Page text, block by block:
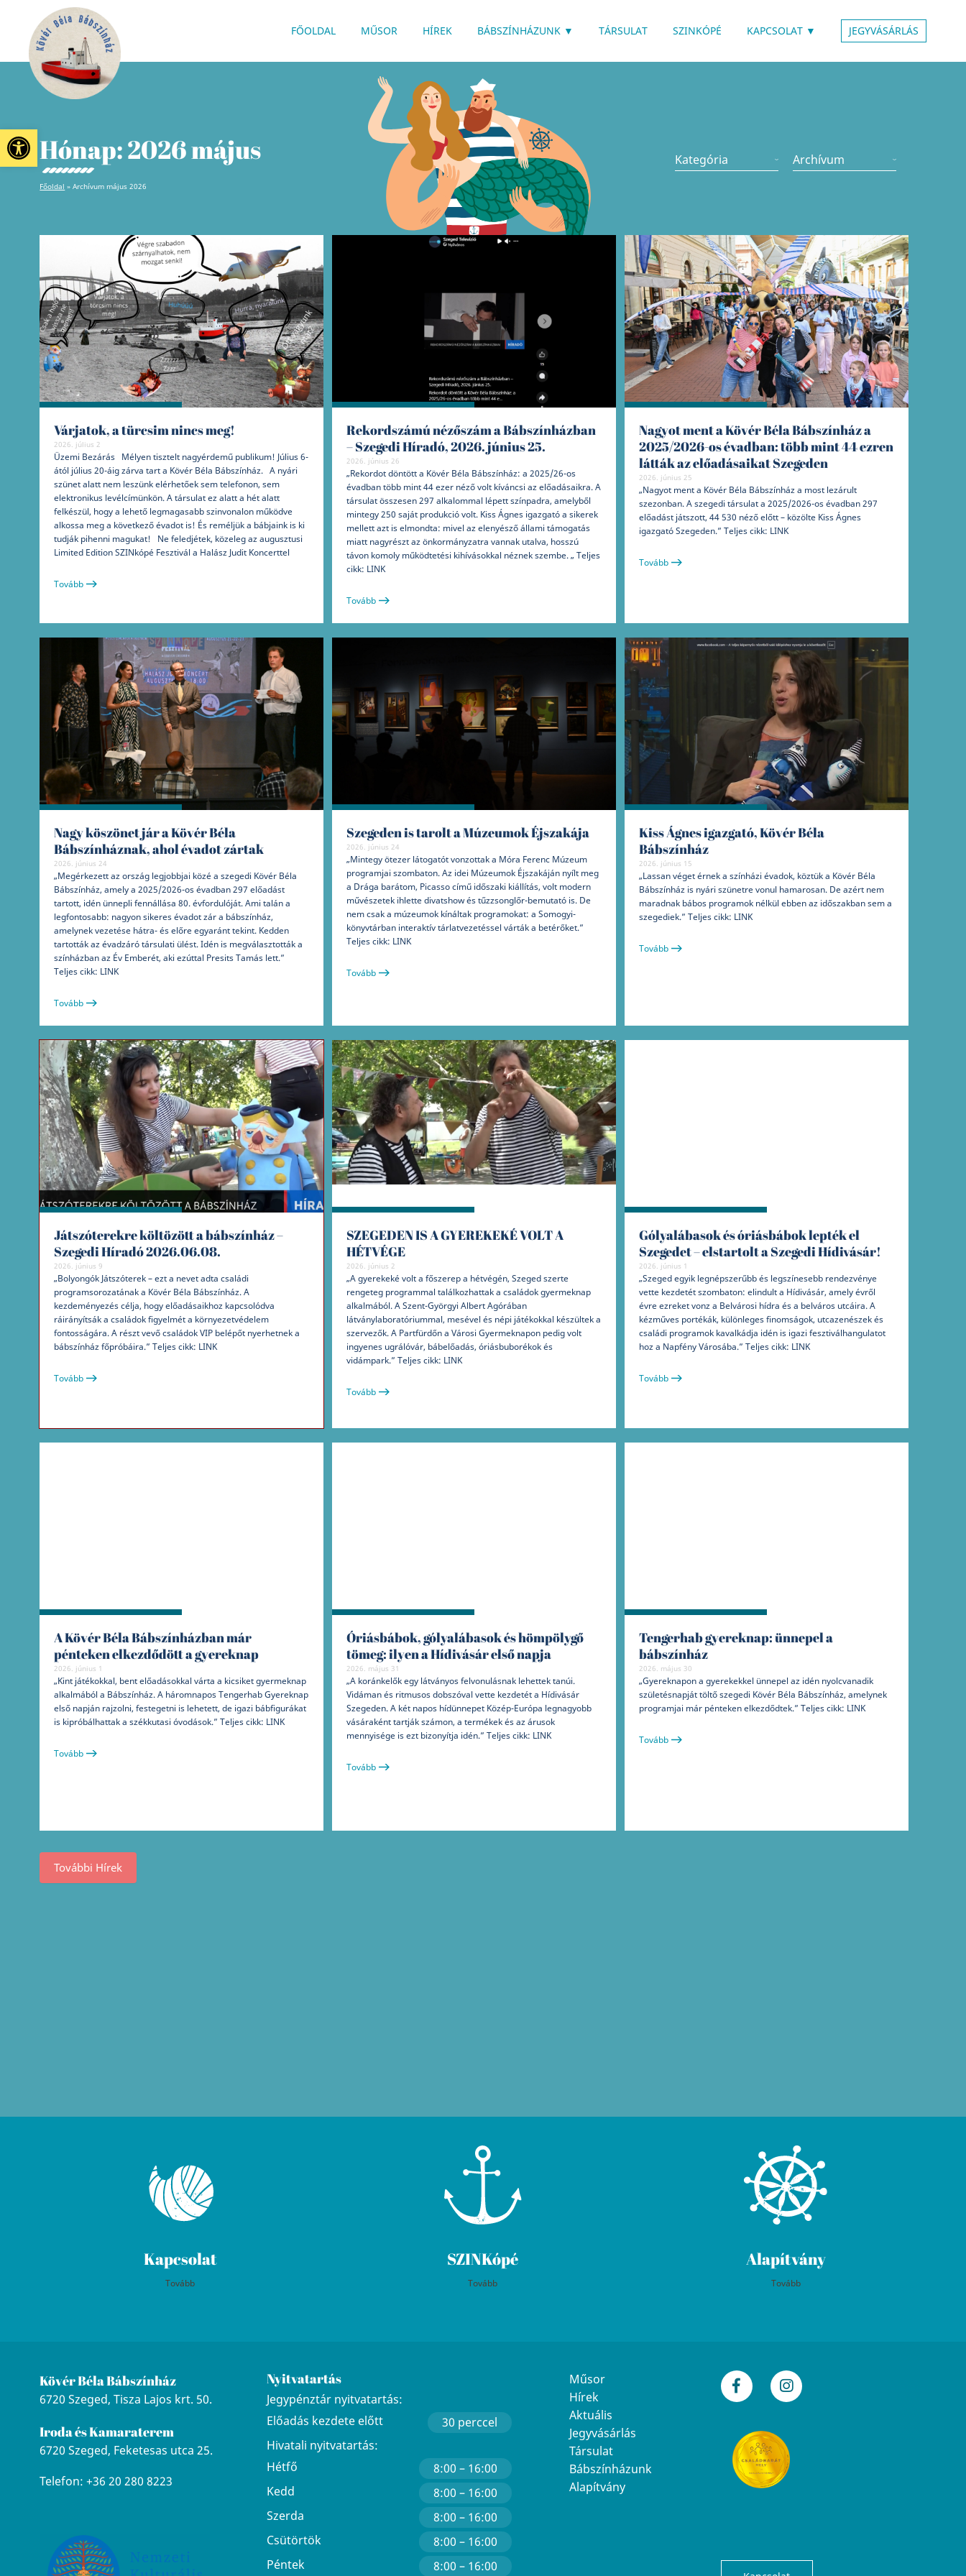
Eszköztár megnyitása
FŐOLDAL MŰSOR HÍREK BÁBSZÍNHÁZUNK ▼ RENDELKEZIK ALMENÜVEL
TÁRSULAT SZINKÓPÉ KAPCSOLAT ▼ RENDELKEZIK ALMENÜVEL
JEGYVÁSÁRLÁS
Hónap:2026 május
Főoldal »Archívum május 2026
Kategória Archívum
Várjatok, a türcsim nincs meg!
2026. július 2
Üzemi Bezárás Mélyen tisztelt nagyérdemű publikum! Július 6-
ától július 20-áig zárva tart a Kövér Béla Bábszínház. A nyári
szünet alatt nem leszünk elérhetőek sem telefonon, sem
elektronikus levélcímünkön. A társulat ez alatt a hét alatt
felkészül, hogy a lehető legmagasabb szinvonalon működve
alkossa meg a következő évadot is! És reméljük a bábjaink is ki
tudják pihenni magukat! Ne feledjétek, közeleg az augusztusi
Limited Edition SZINkópé Fesztivál a Halász Judit Koncerttel
Tovább
Rekordszámú nézőszám a Bábszínházban
– Szegedi Híradó, 2026. június 25.
2026. június 26
„Rekordot döntött a Kövér Béla Bábszínház: a 2025/26-os
évadban több mint 44 ezer néző volt kíváncsi az előadásaikra. A
társulat összesen 297 alkalommal lépett színpadra, amelyből
mintegy 250 saját produkció volt. Kiss Ágnes igazgató a sikerek
mellett azt is elmondta: mivel az elenyésző állami támogatás
miatt nagyrészt az önkormányzatra vannak utalva, hosszú
távon komoly működtetési kihívásokkal néznek szembe. „ Teljes
cikk: LINK
Tovább
Nagyot ment a Kövér Béla Bábszínház a
2025/2026-os évadban: több mint 44 ezren
látták az előadásaikat Szegeden
2026. június 25
„Nagyot ment a Kövér Béla Bábszínház a most lezárult
szezonban. A szegedi társulat a 2025/2026-os évadban 297
előadást játszott, 44 530 néző előtt – közölte Kiss Ágnes
igazgató Szegeden.” Teljes cikk: LINK
Tovább
Nagy köszönet jár a Kövér Béla
Bábszínháznak, ahol évadot zártak
2026. június 24
„Megérkezett az ország legjobbjai közé a szegedi Kövér Béla
Bábszínház, amely a 2025/2026-os évadban 297 előadást
tartott, idén ünnepli fennállása 80. évfordulóját. Ami talán a
legfontosabb: nagyon sikeres évadot zár a bábszínház,
amelynek vezetése hátra- és előre egyaránt tekint. Kedden
tartották az évadzáró társulati ülést. Idén is megválasztották a
színházban az Év Emberét, aki ezúttal Presits Tamás lett.”
Teljes cikk: LINK
Tovább
Szegeden is tarolt a Múzeumok Éjszakája
2026. június 24
„Mintegy ötezer látogatót vonzottak a Móra Ferenc Múzeum
programjai szombaton. Az idei Múzeumok Éjszakáján nyílt meg
a Drága barátom, Picasso című időszaki kiállítás, volt modern
művészetek ihlette divatshow és tűzzsonglőr-bemutató is. De
nem csak a múzeumok kínáltak programokat: a Somogyi-
könyvtárban interaktív tárlatvezetéssel várták a betérőket.”
Teljes cikk: LINK
Tovább
Kiss Ágnes igazgató, Kövér Béla
Bábszínház
2026. június 15
„Lassan véget érnek a színházi évadok, köztük a Kövér Béla
Bábszínház is nyári szünetre vonul hamarosan. De azért nem
maradnak bábos programok nélkül ebben az időszakban sem a
szegediek.” Teljes cikk: LINK
Tovább
Játszóterekre költözött a bábszínház –
Szegedi Híradó 2026.06.08.
2026. június 9
„Bolyongók Játszóterek – ezt a nevet adta családi
programsorozatának a Kövér Béla Bábszínház. A
kezdeményezés célja, hogy előadásaikhoz kapcsolódva
ráirányítsák a családok figyelmét a környezetvédelem
fontosságára. A részt vevő családok VIP belépőt nyerhetnek a
bábszínház főpróbáira.” Teljes cikk: LINK
Tovább
SZEGEDEN IS A GYEREKEKÉ VOLT A
HÉTVÉGE
2026. június 2
„A gyerekeké volt a főszerep a hétvégén, Szeged szerte
rengeteg programmal találkozhattak a családok gyermeknap
alkalmából. A Szent-Györgyi Albert Agórában
látványlaboratóriummal, mesével és népi játékokkal készültek a
szervezők. A Partfürdőn a Városi Gyermeknapon pedig volt
ingyenes ugrálóvár, bábelőadás, óriásbuborékok és
vidámpark.” Teljes cikk: LINK
Tovább
Gólyalábasok és óriásbábok lepték el
Szegedet – elstartolt a Szegedi Hídivásár!
2026. június 1
„Szeged egyik legnépszerűbb és legszínesebb rendezvénye
vette kezdetét szombaton: elindult a Hídivásár, amely évről
évre ezreket vonz a Belvárosi hídra és a belváros utcáira. A
kézműves portékák, különleges finomságok, utcazenészek és
családi programok kavalkádja idén is igazi fesztiválhangulatot
hoz a Napfény Városába.” Teljes cikk: LINK
Tovább
A Kövér Béla Bábszínházban már
pénteken elkezdődött a gyereknap
2026. június 1
„Kint játékokkal, bent előadásokkal várta a kicsiket gyermeknap
alkalmából a Bábszínház. A háromnapos Tengerhab Gyereknap
első napján rajzolni, festegetni is lehetett, de igazi bábfigurákat
is kipróbálhattak a székkutasi óvodások.” Teljes cikk: LINK
Tovább
Óriásbábok, gólyalábasok és hömpölygő
tömeg: ilyen a Hídivásár első napja
2026. május 31
„A koránkelők egy látványos felvonulásnak lehettek tanúi.
Vidáman és ritmusos dobszóval vette kezdetét a Hídivásár
Szegeden. A két napos hídünnepet Közép-Európa legnagyobb
vásáraként tartják számon, a termékek és az árusok
mennyisége is ezt bizonyítja idén.” Teljes cikk: LINK
Tovább
Tengerhab gyereknap: ünnepel a
bábszínház
2026. május 30
„Gyereknapon a gyerekekkel ünnepel az idén nyolcvanadik
születésnapját töltő szegedi Kövér Béla Bábszínház, amelynek
programjai már pénteken elkezdődtek.” Teljes cikk: LINK
Tovább
További Hírek
Kapcsolat
Tovább
SZINKópé
Tovább
Alapítvány
Tovább
Kövér Béla Bábszínház
6720 Szeged, Tisza Lajos krt. 50.
Iroda és Kamaraterem
6720 Szeged, Feketesas utca 25.
Telefon: +36 20 280 8223
Nyitvatartás
Jegypénztár nyitvatartás:
Előadás kezdete előtt
30 perccel
Hivatali nyitvatartás:
Hétfő
8:00 – 16:00
Kedd
8:00 – 16:00
Szerda
8:00 – 16:00
Csütörtök
8:00 – 16:00
Péntek
8:00 – 16:00
Műsor
Hírek
Aktuális
Jegyvásárlás
Társulat
Bábszínházunk
Alapítvány